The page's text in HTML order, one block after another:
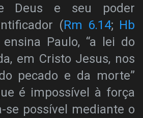
Deus e seu poder
(Rm 6.14; Hb
Paulo, “a lei do
em Cristo Jesus, nos
pecado e da morte”
é impossível à força
se possível mediante o